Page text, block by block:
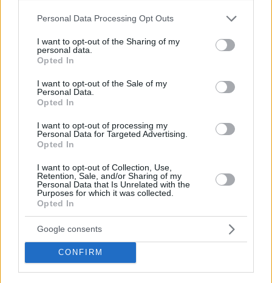
Please note that this website/app uses one or more Google
not limited to your visit or usage behaviour. You may click to
grant or deny consent to Google and its third-party tags to
use your data for below specified purposes in below Google
consent section.
Personal Data Processing Opt Outs
I want to opt-out of the Sharing of my
personal data.
Opted In
I want to opt-out of the Sale of my
Personal Data.
Opted In
I want to opt-out of processing my
Personal Data for Targeted Advertising.
Opted In
I want to opt-out of Collection, Use,
Retention, Sale, and/or Sharing of my
Personal Data that Is Unrelated with the
Purposes for which it was collected.
Opted In
Google consents
CONFIRM
Ein weiterer beliebter Treffpunkt war damals die Duna-korzó
(Duna-Promenade).Bei einem Spaziergang am Panorama-
Flussufer mussten LGBTQ-Menschen vorsichtig sein, wenn
sie aufeinander zukamen. Normalerweise griffen sie bei ihrer